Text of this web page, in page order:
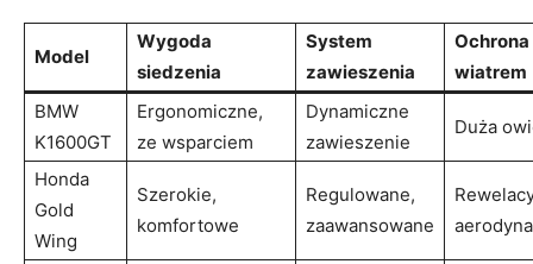
Model
Wygoda
siedzenia
System
zawieszenia
wiatrem
BMW
K1600GT
Ergonomiczne,
ze wsparciem
Dynamiczne
zawieszenie
Duża
Honda
Gold
Wing
Szerokie,
komfortowe
Regulowane,
zaawansowane